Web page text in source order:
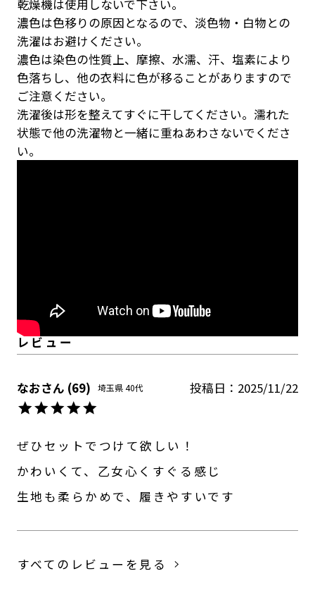
乾燥機は使用しないで下さい。
濃色は色移りの原因となるので、淡色物・白物との
洗濯はお避けください。
濃色は染色の性質上、摩擦、水濡、汗、塩素により
色落ちし、他の衣料に色が移ることがありますので
ご注意ください。
洗濯後は形を整えてすぐに干してください。濡れた
状態で他の洗濯物と一緒に重ねあわさないでくださ
い。
なお 69 埼玉県40代 投稿日 2025/11/22
ぜひセットでつけて欲しい！
かわいくて、乙女心くすぐる感じ
生地も柔らかめで、履きやすいです
すべてのレビューを見る